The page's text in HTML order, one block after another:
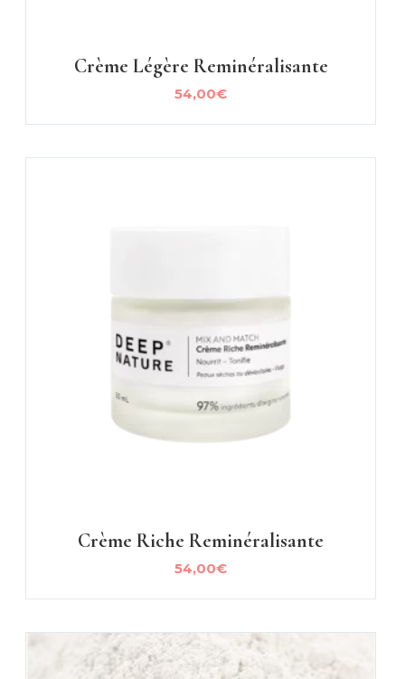
Crème Légère Reminéralisante
54,00€
Crème Riche Reminéralisante
54,00€